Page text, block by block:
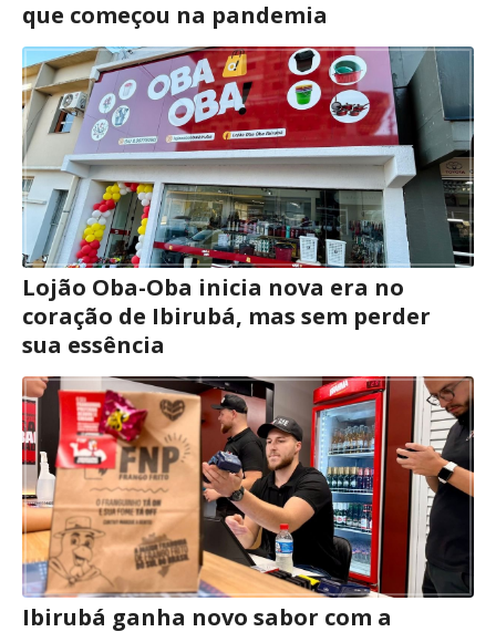
que começou na pandemia
Lojão Oba-Oba inicia nova era no
coração de Ibirubá, mas sem perder
sua essência
Ibirubá ganha novo sabor com a